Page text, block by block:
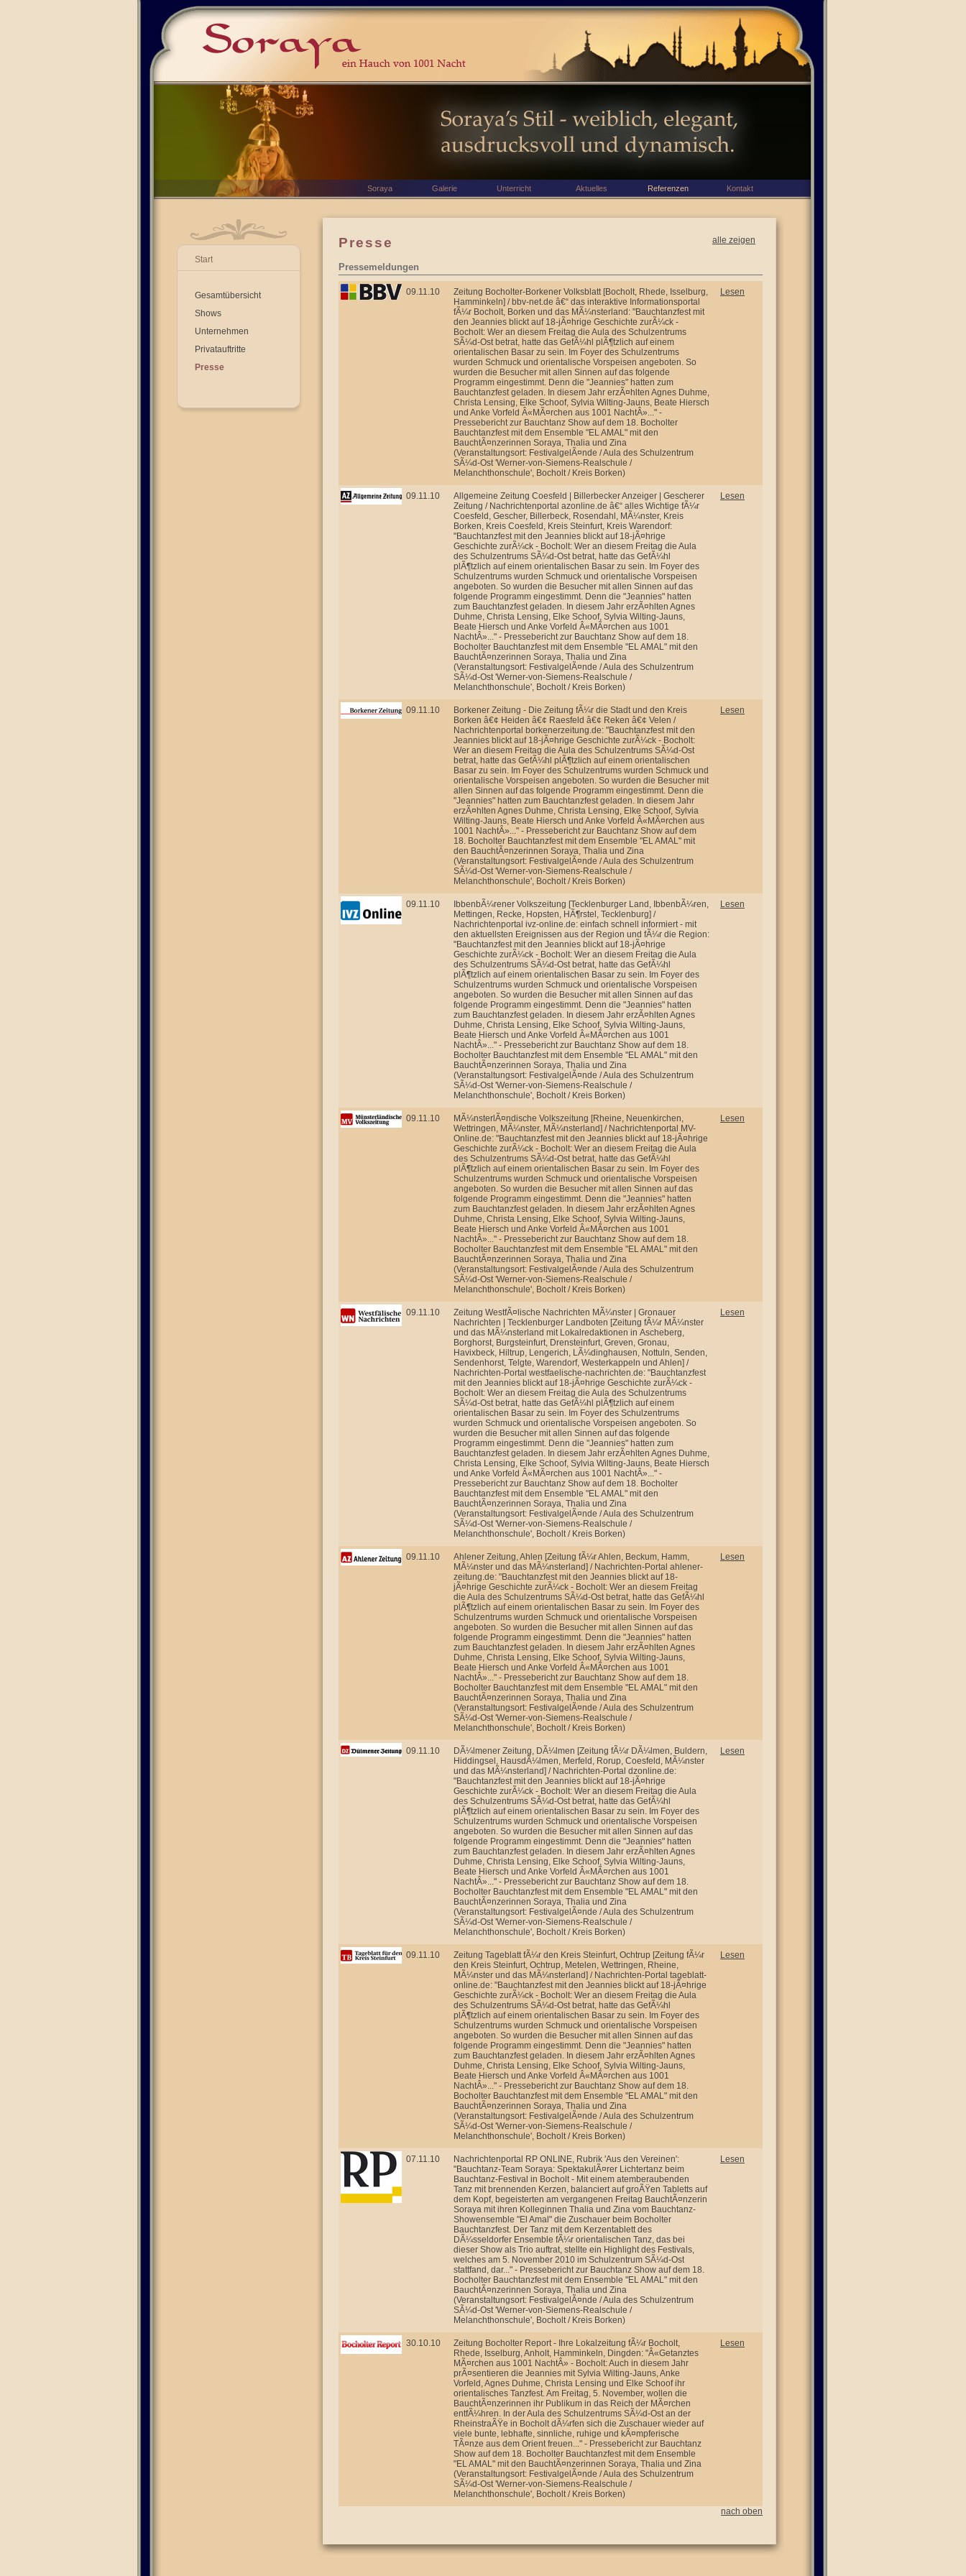
Start
Gesamtübersicht
Shows
Unternehmen
Privatauftritte
Presse
Presse alle zeigen
Pressemeldungen
09.11.10
Zeitung Bocholter-Borkener Volksblatt [Bocholt, Rhede, Isselburg,
Hamminkeln] / bbv-net.de â€“ das interaktive Informationsportal
fÃ¼r Bocholt, Borken und das MÃ¼nsterland: "Bauchtanzfest mit
den Jeannies blickt auf 18-jÃ¤hrige Geschichte zurÃ¼ck -
Bocholt: Wer an diesem Freitag die Aula des Schulzentrums
SÃ¼d-Ost betrat, hatte das GefÃ¼hl plÃ¶tzlich auf einem
orientalischen Basar zu sein. Im Foyer des Schulzentrums
wurden Schmuck und orientalische Vorspeisen angeboten. So
wurden die Besucher mit allen Sinnen auf das folgende
Programm eingestimmt. Denn die "Jeannies" hatten zum
Bauchtanzfest geladen. In diesem Jahr erzÃ¤hlten Agnes Duhme,
Christa Lensing, Elke Schoof, Sylvia Wilting-Jauns, Beate Hiersch
und Anke Vorfeld Â«MÃ¤rchen aus 1001 NachtÂ»..." -
Pressebericht zur Bauchtanz Show auf dem 18. Bocholter
Bauchtanzfest mit dem Ensemble "EL AMAL" mit den
BauchtÃ¤nzerinnen Soraya, Thalia und Zina
(Veranstaltungsort: FestivalgelÃ¤nde / Aula des Schulzentrum
SÃ¼d-Ost 'Werner-von-Siemens-Realschule /
Melanchthonschule', Bocholt / Kreis Borken)
Lesen
09.11.10
Allgemeine Zeitung Coesfeld | Billerbecker Anzeiger | Gescherer
Zeitung / Nachrichtenportal azonline.de â€“ alles Wichtige fÃ¼r
Coesfeld, Gescher, Billerbeck, Rosendahl, MÃ¼nster, Kreis
Borken, Kreis Coesfeld, Kreis Steinfurt, Kreis Warendorf:
"Bauchtanzfest mit den Jeannies blickt auf 18-jÃ¤hrige
Geschichte zurÃ¼ck - Bocholt: Wer an diesem Freitag die Aula
des Schulzentrums SÃ¼d-Ost betrat, hatte das GefÃ¼hl
plÃ¶tzlich auf einem orientalischen Basar zu sein. Im Foyer des
Schulzentrums wurden Schmuck und orientalische Vorspeisen
angeboten. So wurden die Besucher mit allen Sinnen auf das
folgende Programm eingestimmt. Denn die "Jeannies" hatten
zum Bauchtanzfest geladen. In diesem Jahr erzÃ¤hlten Agnes
Duhme, Christa Lensing, Elke Schoof, Sylvia Wilting-Jauns,
Beate Hiersch und Anke Vorfeld Â«MÃ¤rchen aus 1001
NachtÂ»..." - Pressebericht zur Bauchtanz Show auf dem 18.
Bocholter Bauchtanzfest mit dem Ensemble "EL AMAL" mit den
BauchtÃ¤nzerinnen Soraya, Thalia und Zina
(Veranstaltungsort: FestivalgelÃ¤nde / Aula des Schulzentrum
SÃ¼d-Ost 'Werner-von-Siemens-Realschule /
Melanchthonschule', Bocholt / Kreis Borken)
Lesen
09.11.10
Borkener Zeitung - Die Zeitung fÃ¼r die Stadt und den Kreis
Borken â€¢ Heiden â€¢ Raesfeld â€¢ Reken â€¢ Velen /
Nachrichtenportal borkenerzeitung.de: "Bauchtanzfest mit den
Jeannies blickt auf 18-jÃ¤hrige Geschichte zurÃ¼ck - Bocholt:
Wer an diesem Freitag die Aula des Schulzentrums SÃ¼d-Ost
betrat, hatte das GefÃ¼hl plÃ¶tzlich auf einem orientalischen
Basar zu sein. Im Foyer des Schulzentrums wurden Schmuck und
orientalische Vorspeisen angeboten. So wurden die Besucher mit
allen Sinnen auf das folgende Programm eingestimmt. Denn die
"Jeannies" hatten zum Bauchtanzfest geladen. In diesem Jahr
erzÃ¤hlten Agnes Duhme, Christa Lensing, Elke Schoof, Sylvia
Wilting-Jauns, Beate Hiersch und Anke Vorfeld Â«MÃ¤rchen aus
1001 NachtÂ»..." - Pressebericht zur Bauchtanz Show auf dem
18. Bocholter Bauchtanzfest mit dem Ensemble "EL AMAL" mit
den BauchtÃ¤nzerinnen Soraya, Thalia und Zina
(Veranstaltungsort: FestivalgelÃ¤nde / Aula des Schulzentrum
SÃ¼d-Ost 'Werner-von-Siemens-Realschule /
Melanchthonschule', Bocholt / Kreis Borken)
Lesen
09.11.10
IbbenbÃ¼rener Volkszeitung [Tecklenburger Land, IbbenbÃ¼ren,
Mettingen, Recke, Hopsten, HÃ¶rstel, Tecklenburg] /
Nachrichtenportal ivz-online.de: einfach schnell informiert - mit
den aktuellsten Ereignissen aus der Region und fÃ¼r die Region:
"Bauchtanzfest mit den Jeannies blickt auf 18-jÃ¤hrige
Geschichte zurÃ¼ck - Bocholt: Wer an diesem Freitag die Aula
des Schulzentrums SÃ¼d-Ost betrat, hatte das GefÃ¼hl
plÃ¶tzlich auf einem orientalischen Basar zu sein. Im Foyer des
Schulzentrums wurden Schmuck und orientalische Vorspeisen
angeboten. So wurden die Besucher mit allen Sinnen auf das
folgende Programm eingestimmt. Denn die "Jeannies" hatten
zum Bauchtanzfest geladen. In diesem Jahr erzÃ¤hlten Agnes
Duhme, Christa Lensing, Elke Schoof, Sylvia Wilting-Jauns,
Beate Hiersch und Anke Vorfeld Â«MÃ¤rchen aus 1001
NachtÂ»..." - Pressebericht zur Bauchtanz Show auf dem 18.
Bocholter Bauchtanzfest mit dem Ensemble "EL AMAL" mit den
BauchtÃ¤nzerinnen Soraya, Thalia und Zina
(Veranstaltungsort: FestivalgelÃ¤nde / Aula des Schulzentrum
SÃ¼d-Ost 'Werner-von-Siemens-Realschule /
Melanchthonschule', Bocholt / Kreis Borken)
Lesen
09.11.10
MÃ¼nsterlÃ¤ndische Volkszeitung [Rheine, Neuenkirchen,
Wettringen, MÃ¼nster, MÃ¼nsterland] / Nachrichtenportal MV-
Online.de: "Bauchtanzfest mit den Jeannies blickt auf 18-jÃ¤hrige
Geschichte zurÃ¼ck - Bocholt: Wer an diesem Freitag die Aula
des Schulzentrums SÃ¼d-Ost betrat, hatte das GefÃ¼hl
plÃ¶tzlich auf einem orientalischen Basar zu sein. Im Foyer des
Schulzentrums wurden Schmuck und orientalische Vorspeisen
angeboten. So wurden die Besucher mit allen Sinnen auf das
folgende Programm eingestimmt. Denn die "Jeannies" hatten
zum Bauchtanzfest geladen. In diesem Jahr erzÃ¤hlten Agnes
Duhme, Christa Lensing, Elke Schoof, Sylvia Wilting-Jauns,
Beate Hiersch und Anke Vorfeld Â«MÃ¤rchen aus 1001
NachtÂ»..." - Pressebericht zur Bauchtanz Show auf dem 18.
Bocholter Bauchtanzfest mit dem Ensemble "EL AMAL" mit den
BauchtÃ¤nzerinnen Soraya, Thalia und Zina
(Veranstaltungsort: FestivalgelÃ¤nde / Aula des Schulzentrum
SÃ¼d-Ost 'Werner-von-Siemens-Realschule /
Melanchthonschule', Bocholt / Kreis Borken)
Lesen
09.11.10
Zeitung WestfÃ¤lische Nachrichten MÃ¼nster | Gronauer
Nachrichten | Tecklenburger Landboten [Zeitung fÃ¼r MÃ¼nster
und das MÃ¼nsterland mit Lokalredaktionen in Ascheberg,
Borghorst, Burgsteinfurt, Drensteinfurt, Greven, Gronau,
Havixbeck, Hiltrup, Lengerich, LÃ¼dinghausen, Nottuln, Senden,
Sendenhorst, Telgte, Warendorf, Westerkappeln und Ahlen] /
Nachrichten-Portal westfaelische-nachrichten.de: "Bauchtanzfest
mit den Jeannies blickt auf 18-jÃ¤hrige Geschichte zurÃ¼ck -
Bocholt: Wer an diesem Freitag die Aula des Schulzentrums
SÃ¼d-Ost betrat, hatte das GefÃ¼hl plÃ¶tzlich auf einem
orientalischen Basar zu sein. Im Foyer des Schulzentrums
wurden Schmuck und orientalische Vorspeisen angeboten. So
wurden die Besucher mit allen Sinnen auf das folgende
Programm eingestimmt. Denn die "Jeannies" hatten zum
Bauchtanzfest geladen. In diesem Jahr erzÃ¤hlten Agnes Duhme,
Christa Lensing, Elke Schoof, Sylvia Wilting-Jauns, Beate Hiersch
und Anke Vorfeld Â«MÃ¤rchen aus 1001 NachtÂ»..." -
Pressebericht zur Bauchtanz Show auf dem 18. Bocholter
Bauchtanzfest mit dem Ensemble "EL AMAL" mit den
BauchtÃ¤nzerinnen Soraya, Thalia und Zina
(Veranstaltungsort: FestivalgelÃ¤nde / Aula des Schulzentrum
SÃ¼d-Ost 'Werner-von-Siemens-Realschule /
Melanchthonschule', Bocholt / Kreis Borken)
Lesen
09.11.10
Ahlener Zeitung, Ahlen [Zeitung fÃ¼r Ahlen, Beckum, Hamm,
MÃ¼nster und das MÃ¼nsterland] / Nachrichten-Portal ahlener-
zeitung.de: "Bauchtanzfest mit den Jeannies blickt auf 18-
jÃ¤hrige Geschichte zurÃ¼ck - Bocholt: Wer an diesem Freitag
die Aula des Schulzentrums SÃ¼d-Ost betrat, hatte das GefÃ¼hl
plÃ¶tzlich auf einem orientalischen Basar zu sein. Im Foyer des
Schulzentrums wurden Schmuck und orientalische Vorspeisen
angeboten. So wurden die Besucher mit allen Sinnen auf das
folgende Programm eingestimmt. Denn die "Jeannies" hatten
zum Bauchtanzfest geladen. In diesem Jahr erzÃ¤hlten Agnes
Duhme, Christa Lensing, Elke Schoof, Sylvia Wilting-Jauns,
Beate Hiersch und Anke Vorfeld Â«MÃ¤rchen aus 1001
NachtÂ»..." - Pressebericht zur Bauchtanz Show auf dem 18.
Bocholter Bauchtanzfest mit dem Ensemble "EL AMAL" mit den
BauchtÃ¤nzerinnen Soraya, Thalia und Zina
(Veranstaltungsort: FestivalgelÃ¤nde / Aula des Schulzentrum
SÃ¼d-Ost 'Werner-von-Siemens-Realschule /
Melanchthonschule', Bocholt / Kreis Borken)
Lesen
09.11.10
DÃ¼lmener Zeitung, DÃ¼lmen [Zeitung fÃ¼r DÃ¼lmen, Buldern,
Hiddingsel, HausdÃ¼lmen, Merfeld, Rorup, Coesfeld, MÃ¼nster
und das MÃ¼nsterland] / Nachrichten-Portal dzonline.de:
"Bauchtanzfest mit den Jeannies blickt auf 18-jÃ¤hrige
Geschichte zurÃ¼ck - Bocholt: Wer an diesem Freitag die Aula
des Schulzentrums SÃ¼d-Ost betrat, hatte das GefÃ¼hl
plÃ¶tzlich auf einem orientalischen Basar zu sein. Im Foyer des
Schulzentrums wurden Schmuck und orientalische Vorspeisen
angeboten. So wurden die Besucher mit allen Sinnen auf das
folgende Programm eingestimmt. Denn die "Jeannies" hatten
zum Bauchtanzfest geladen. In diesem Jahr erzÃ¤hlten Agnes
Duhme, Christa Lensing, Elke Schoof, Sylvia Wilting-Jauns,
Beate Hiersch und Anke Vorfeld Â«MÃ¤rchen aus 1001
NachtÂ»..." - Pressebericht zur Bauchtanz Show auf dem 18.
Bocholter Bauchtanzfest mit dem Ensemble "EL AMAL" mit den
BauchtÃ¤nzerinnen Soraya, Thalia und Zina
(Veranstaltungsort: FestivalgelÃ¤nde / Aula des Schulzentrum
SÃ¼d-Ost 'Werner-von-Siemens-Realschule /
Melanchthonschule', Bocholt / Kreis Borken)
Lesen
09.11.10
Zeitung Tageblatt fÃ¼r den Kreis Steinfurt, Ochtrup [Zeitung fÃ¼r
den Kreis Steinfurt, Ochtrup, Metelen, Wettringen, Rheine,
MÃ¼nster und das MÃ¼nsterland] / Nachrichten-Portal tageblatt-
online.de: "Bauchtanzfest mit den Jeannies blickt auf 18-jÃ¤hrige
Geschichte zurÃ¼ck - Bocholt: Wer an diesem Freitag die Aula
des Schulzentrums SÃ¼d-Ost betrat, hatte das GefÃ¼hl
plÃ¶tzlich auf einem orientalischen Basar zu sein. Im Foyer des
Schulzentrums wurden Schmuck und orientalische Vorspeisen
angeboten. So wurden die Besucher mit allen Sinnen auf das
folgende Programm eingestimmt. Denn die "Jeannies" hatten
zum Bauchtanzfest geladen. In diesem Jahr erzÃ¤hlten Agnes
Duhme, Christa Lensing, Elke Schoof, Sylvia Wilting-Jauns,
Beate Hiersch und Anke Vorfeld Â«MÃ¤rchen aus 1001
NachtÂ»..." - Pressebericht zur Bauchtanz Show auf dem 18.
Bocholter Bauchtanzfest mit dem Ensemble "EL AMAL" mit den
BauchtÃ¤nzerinnen Soraya, Thalia und Zina
(Veranstaltungsort: FestivalgelÃ¤nde / Aula des Schulzentrum
SÃ¼d-Ost 'Werner-von-Siemens-Realschule /
Melanchthonschule', Bocholt / Kreis Borken)
Lesen
07.11.10
Nachrichtenportal RP ONLINE, Rubrik 'Aus den Vereinen':
"Bauchtanz-Team Soraya: SpektakulÃ¤rer Lichtertanz beim
Bauchtanz-Festival in Bocholt - Mit einem atemberaubenden
Tanz mit brennenden Kerzen, balanciert auf groÃŸen Tabletts auf
dem Kopf, begeisterten am vergangenen Freitag BauchtÃ¤nzerin
Soraya mit ihren Kolleginnen Thalia und Zina vom Bauchtanz-
Showensemble "El Amal" die Zuschauer beim Bocholter
Bauchtanzfest. Der Tanz mit dem Kerzentablett des
DÃ¼sseldorfer Ensemble fÃ¼r orientalischen Tanz, das bei
dieser Show als Trio auftrat, stellte ein Highlight des Festivals,
welches am 5. November 2010 im Schulzentrum SÃ¼d-Ost
stattfand, dar..." - Pressebericht zur Bauchtanz Show auf dem 18.
Bocholter Bauchtanzfest mit dem Ensemble "EL AMAL" mit den
BauchtÃ¤nzerinnen Soraya, Thalia und Zina
(Veranstaltungsort: FestivalgelÃ¤nde / Aula des Schulzentrum
SÃ¼d-Ost 'Werner-von-Siemens-Realschule /
Melanchthonschule', Bocholt / Kreis Borken)
Lesen
30.10.10
Zeitung Bocholter Report - Ihre Lokalzeitung fÃ¼r Bocholt,
Rhede, Isselburg, Anholt, Hamminkeln, Dingden: "Â«Getanztes
MÃ¤rchen aus 1001 NachtÂ» - Bocholt: Auch in diesem Jahr
prÃ¤sentieren die Jeannies mit Sylvia Wilting-Jauns, Anke
Vorfeld, Agnes Duhme, Christa Lensing und Elke Schoof ihr
orientalisches Tanzfest. Am Freitag, 5. November, wollen die
BauchtÃ¤nzerinnen ihr Publikum in das Reich der MÃ¤rchen
entfÃ¼hren. In der Aula des Schulzentrums SÃ¼d-Ost an der
RheinstraÃŸe in Bocholt dÃ¼rfen sich die Zuschauer wieder auf
viele bunte, lebhafte, sinnliche, ruhige und kÃ¤mpferische
TÃ¤nze aus dem Orient freuen..." - Pressebericht zur Bauchtanz
Show auf dem 18. Bocholter Bauchtanzfest mit dem Ensemble
"EL AMAL" mit den BauchtÃ¤nzerinnen Soraya, Thalia und Zina
(Veranstaltungsort: FestivalgelÃ¤nde / Aula des Schulzentrum
SÃ¼d-Ost 'Werner-von-Siemens-Realschule /
Melanchthonschule', Bocholt / Kreis Borken)
Lesen
nach oben
Soraya Galerie Unterricht Aktuelles Referenzen Kontakt